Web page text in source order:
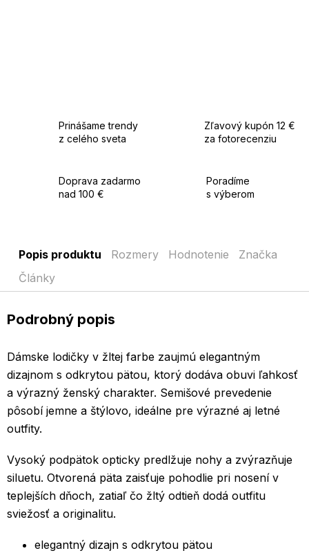
Prinášame trendy
z celého sveta
Zľavový kupón 12 €
za fotorecenziu
Doprava zadarmo
nad 100 €
Poradíme
s výberom
Popis produktu Rozmery Hodnotenie
Značka
Články
Podrobný popis
Dámske lodičky v žltej farbe zaujmú elegantným
dizajnom s odkrytou pätou, ktorý dodáva obuvi ľahkosť
a výrazný ženský charakter. Semišové prevedenie
pôsobí jemne a štýlovo, ideálne pre výrazné aj letné
outfity.
Vysoký podpätok opticky predlžuje nohy a zvýrazňuje
siluetu. Otvorená päta zaisťuje pohodlie pri nosení v
teplejších dňoch, zatiaľ čo žltý odtieň dodá outfitu
sviežosť a originalitu.
elegantný dizajn s odkrytou pätou